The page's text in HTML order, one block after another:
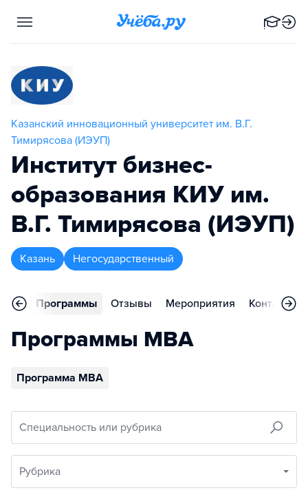
Казанский инновационный университет им. В.Г.
Тимирясова (ИЭУП)
Институт бизнес-
образования КИУ им.
В.Г. Тимирясова (ИЭУП)
Казань Негосударственный
Программы Отзывы Мероприятия Контакты
Программы MBA
Программа MBA
Специальность или рубрика
Рубрика